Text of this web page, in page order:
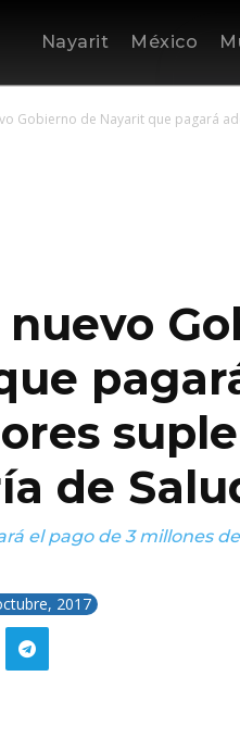
Nayarit México
Gobierno de Nayarit que pagará
de
el pago de 3 millones
2017